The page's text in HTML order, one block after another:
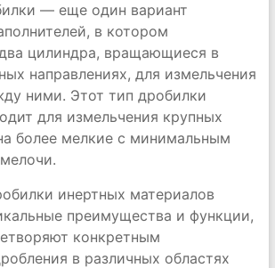
— еще один вариант
в котором
цилиндра, вращающиеся в
направлениях, для измельчения
ними. Этот тип дробилки
для измельчения крупных
более мелкие с минимальным
инертных материалов
преимущества и функции,
конкретным
в различных областях